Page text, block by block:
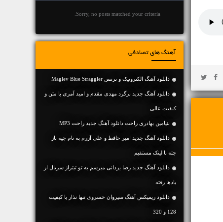
Sorry, no posts matched your criteria.
آهنگ های تصادفی
دانلود آهنگ الکترونیک و ترنس Maglev Blue Straggler
دانلود آهنگ جديد برگرد مهدی مقدم و امید آمری با متن و
کیفیت عالی
بنیامین بهادری راحت دانلود آهنگ جدید راحت MP3
دانلود آهنگ جديد امیر حافظ و علی آزرم به نام چیه باز
چته با لینک مستقیم
دانلود آهنگ جدید رضا یزدانی میرسم به تو تیتراژ سریال از
یادها رفته
دانلود ریمیکس آهنگ سیروان خسروی تنها نذار با کیفیت
128 و 320